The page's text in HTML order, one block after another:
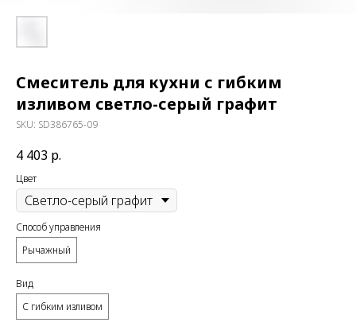
Смеситель для кухни с гибким
изливом светло-серый графит
SKU: SD386765-09
4 403 р.
Цвет
Способ управления
Рычажный
Вид
С гибким изливом